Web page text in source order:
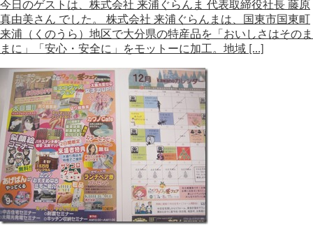
今日のゲストは、株式会社 来浦ぐらんま 代表取締役社長 藤原
真由美さん でした。 株式会社 来浦ぐらんまは、国東市国東町
来浦（くのうら）地区で大分県の特産品を「おいしさはそのま
まに」「安心・安全に」をモットーに加工。地域 […]